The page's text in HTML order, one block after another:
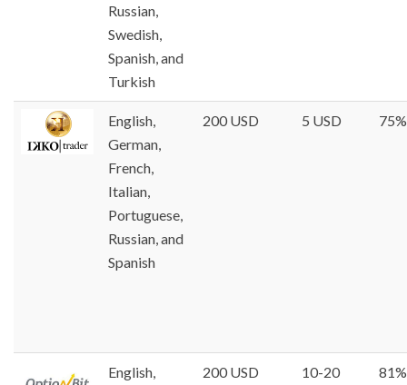
Russian,
Swedish,
Spanish, and
Turkish
English,
German,
French,
Italian,
Portuguese,
Russian, and
Spanish
200 USD 5 USD 75%
English,
200 USD
10-20
81%